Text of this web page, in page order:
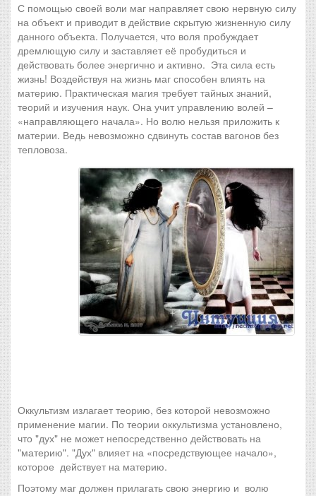
С помощью своей воли маг направляет свою нервную силу
на объект и приводит в действие скрытую жизненную силу
данного объекта. Получается, что воля пробуждает
дремлющую силу и заставляет её пробудиться и
действовать более энергично и активно. Эта сила есть
жизнь! Воздействуя на жизнь маг способен влиять на
материю. Практическая магия требует тайных знаний,
теорий и изучения наук. Она учит управлению волей –
«направляющего начала». Но волю нельзя приложить к
материи. Ведь невозможно сдвинуть состав вагонов без
тепловоза.
Оккультизм излагает теорию, без которой невозможно
применение магии. По теории оккультизма установлено,
что "дух" не может непосредственно действовать на
"материю". "Дух" влияет на «посредствующее начало»,
которое действует на материю.
Поэтому маг должен прилагать свою энергию и волю